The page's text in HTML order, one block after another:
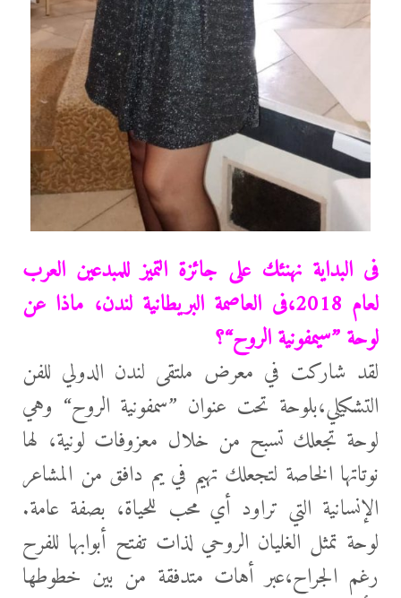
فى البداية نهنئك على جائزة التميز للمبدعين العرب
لعام 2018،فى العاصمة البريطانية
لندن، ماذا عن
لوحة ”سيمفونية الروح“؟
لقد شاركت في معرض ملتقى لندن الدولي للفن
التشكيلي،بلوحة تحت عنوان ”سمفونية الروح“ وهي
لوحة تجعلك تسبح من خلال معزوفات لونية، لها
نوتاتها الخاصة لتجعلك تهيم في يم دافق من المشاعر
الإنسانية التي تراود أي محب للحياة، بصفة عامة.
لوحة تمثل الغليان الروحي لذات تفتح أبوابها للفرح
رغم الجراح،عبر أهات متدفقة من بين خطوطها